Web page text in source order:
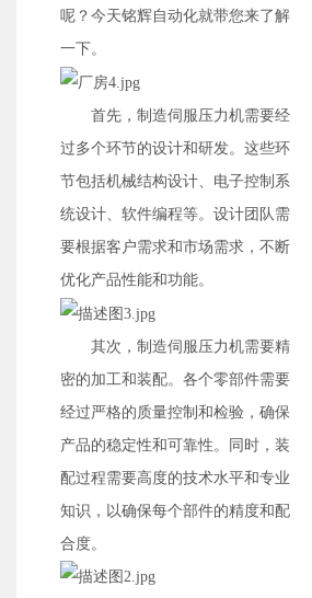
呢？今天铭辉自动化就带您来了解
一下。
首先，制造伺服压力机需要经
过多个环节的设计和研发。这些环
节包括机械结构设计、电子控制系
统设计、软件编程等。设计团队需
要根据客户需求和市场需求，不断
优化产品性能和功能。
其次，制造伺服压力机需要精
密的加工和装配。各个零部件需要
经过严格的质量控制和检验，确保
产品的稳定性和可靠性。同时，装
配过程需要高度的技术水平和专业
知识，以确保每个部件的精度和配
合度。